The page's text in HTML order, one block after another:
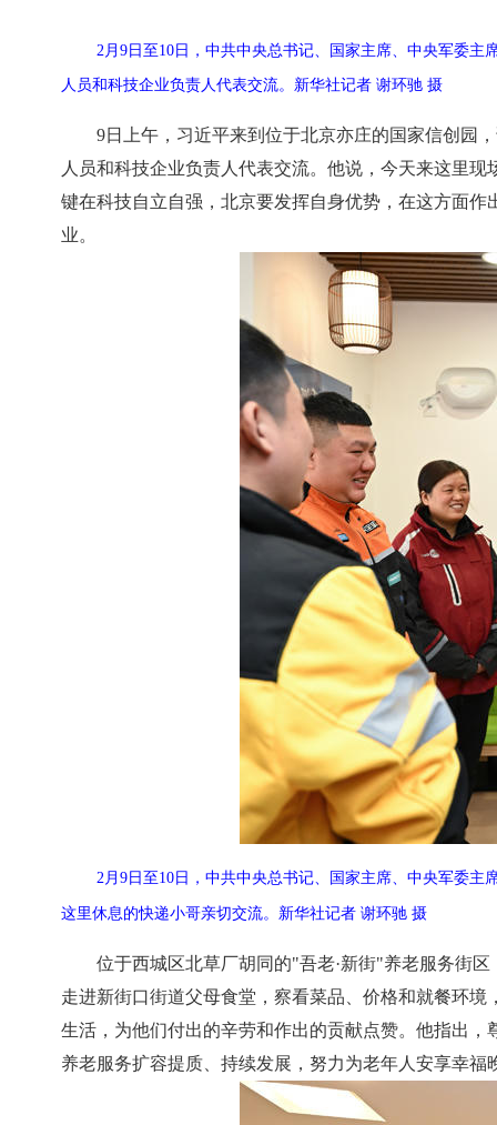
2月9日至10日，中共中央总书记、国家主席、中央军委
人员和科技企业负责人代表交流。新华社记者 谢环驰 摄
9日上午，习近平来到位于北京亦庄的国家信创园
人员和科技企业负责人代表交流。他说，今天来这里
键在科技自立自强，北京要发挥自身优势，在这方面
业。
2月9日至10日，中共中央总书记、国家主席、中央军委
这里休息的快递小哥亲切交流。新华社记者 谢环驰 摄
位于西城区北草厂胡同的"吾老·新街"养老服务街
走进新街口街道父母食堂，察看菜品、价格和就餐环
生活，为他们付出的辛劳和作出的贡献点赞。他指出
养老服务扩容提质、持续发展，努力为老年人安享幸福